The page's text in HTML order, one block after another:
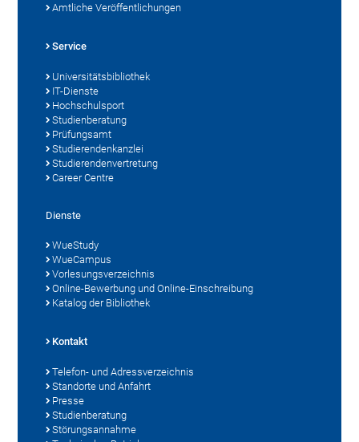
Amtliche Veröffentlichungen
Service
Universitätsbibliothek
IT-Dienste
Hochschulsport
Studienberatung
Prüfungsamt
Studierendenkanzlei
Studierendenvertretung
Career Centre
Dienste
WueStudy
WueCampus
Vorlesungsverzeichnis
Online-Bewerbung und Online-Einschreibung
Katalog der Bibliothek
Kontakt
Telefon- und Adressverzeichnis
Standorte und Anfahrt
Presse
Studienberatung
Störungsannahme